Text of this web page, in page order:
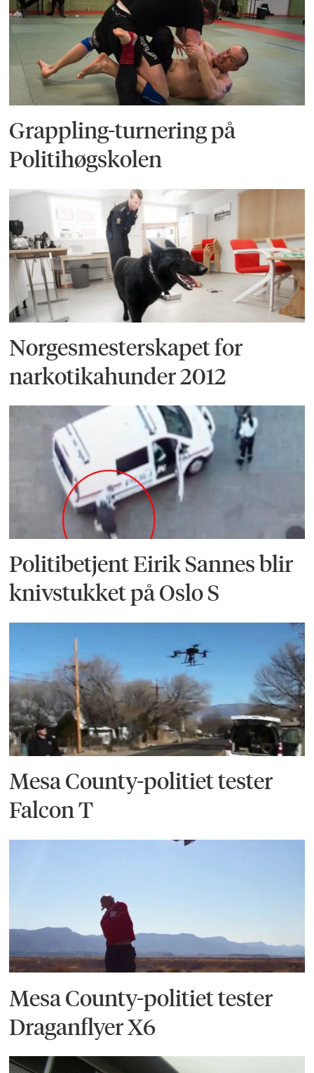
Grappling-turnering på
Politihøgskolen
Norgesmesterskapet for
narkotikahunder 2012
Politibetjent Eirik Sannes blir
knivstukket på Oslo S
Mesa County-politiet tester
Falcon T
Mesa County-politiet tester
Draganflyer X6